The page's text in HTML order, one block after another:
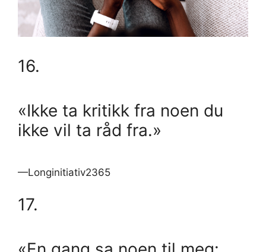
16.
«Ikke ta kritikk fra noen du
ikke vil ta råd fra.»
—Longinitiativ2365
17.